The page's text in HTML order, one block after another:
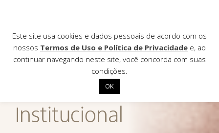
Institucional
Institucional
Este site usa cookies e dados pessoais de acordo com os
nossos Termos de Uso e Política de Privacidade e, ao
continuar navegando neste site, você concorda com suas
condições.
OK